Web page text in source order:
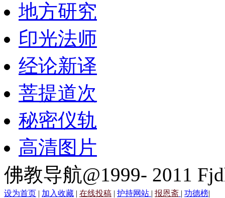
地方研究
印光法师
经论新译
菩提道次
秘密仪轨
高清图片
佛教导航@1999- 2011
设为首页 | 加入收藏 | 在线投稿 | 护持网站 | 报恩斋 | 功德榜|